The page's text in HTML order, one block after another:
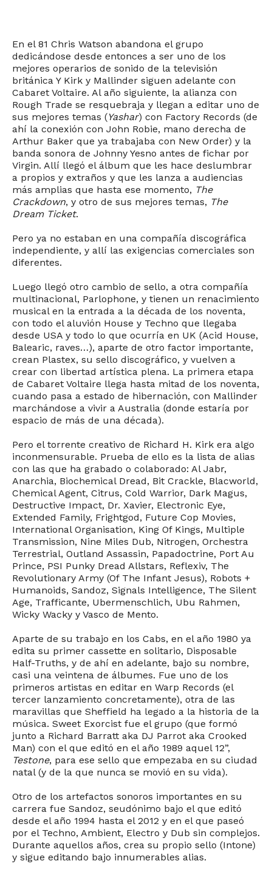
En el 81 Chris Watson abandona el grupo
dedicándose desde entonces a ser uno de los
mejores operarios de sonido de la televisión
británica Y Kirk y Mallinder siguen adelante con
Cabaret Voltaire. Al año siguiente, la alianza con
Rough Trade se resquebraja y llegan a editar uno de
sus mejores temas (Yashar) con Factory Records (de
ahí la conexión con John Robie, mano derecha de
Arthur Baker que ya trabajaba con New Order) y la
banda sonora de Johnny Yesno antes de fichar por
Virgin. Allí llegó el álbum que les hace deslumbrar
a propios y extraños y que les lanza a audiencias
más amplias que hasta ese momento, The
Crackdown, y otro de sus mejores temas, The
Dream Ticket.
Pero ya no estaban en una compañía discográfica
independiente, y allí las exigencias comerciales son
diferentes.
Luego llegó otro cambio de sello, a otra compañía
multinacional, Parlophone, y tienen un renacimiento
musical en la entrada a la década de los noventa,
con todo el aluvión House y Techno que llegaba
desde USA y todo lo que ocurría en UK (Acid House,
Balearic, raves…), aparte de otro factor importante,
crean Plastex, su sello discográfico, y vuelven a
crear con libertad artística plena. La primera etapa
de Cabaret Voltaire llega hasta mitad de los noventa,
cuando pasa a estado de hibernación, con Mallinder
marchándose a vivir a Australia (donde estaría por
espacio de más de una década).
Pero el torrente creativo de Richard H. Kirk era algo
inconmensurable. Prueba de ello es la lista de alias
con las que ha grabado o colaborado: Al Jabr,
Anarchia, Biochemical Dread, Bit Crackle, Blacworld,
Chemical Agent, Citrus, Cold Warrior, Dark Magus,
Destructive Impact, Dr. Xavier, Electronic Eye,
Extended Family, Frightgod, Future Cop Movies,
International Organisation, King Of Kings, Multiple
Transmission, Nine Miles Dub, Nitrogen, Orchestra
Terrestrial, Outland Assassin, Papadoctrine, Port Au
Prince, PSI Punky Dread Allstars, Reflexiv, The
Revolutionary Army (Of The Infant Jesus), Robots +
Humanoids, Sandoz, Signals Intelligence, The Silent
Age, Trafficante, Ubermenschlich, Ubu Rahmen,
Wicky Wacky y Vasco de Mento.
Aparte de su trabajo en los Cabs, en el año 1980 ya
edita su primer cassette en solitario, Disposable
Half-Truths, y de ahí en adelante, bajo su nombre,
casi una veintena de álbumes. Fue uno de los
primeros artistas en editar en Warp Records (el
tercer lanzamiento concretamente), otra de las
maravillas que Sheffield ha legado a la historia de la
música. Sweet Exorcist fue el grupo (que formó
junto a Richard Barratt aka DJ Parrot aka Crooked
Man) con el que editó en el año 1989 aquel 12”,
Testone, para ese sello que empezaba en su ciudad
natal (y de la que nunca se movió en su vida).
Otro de los artefactos sonoros importantes en su
carrera fue Sandoz, seudónimo bajo el que editó
desde el año 1994 hasta el 2012 y en el que paseó
por el Techno, Ambient, Electro y Dub sin complejos.
Durante aquellos años, crea su propio sello (Intone)
y sigue editando bajo innumerables alias.